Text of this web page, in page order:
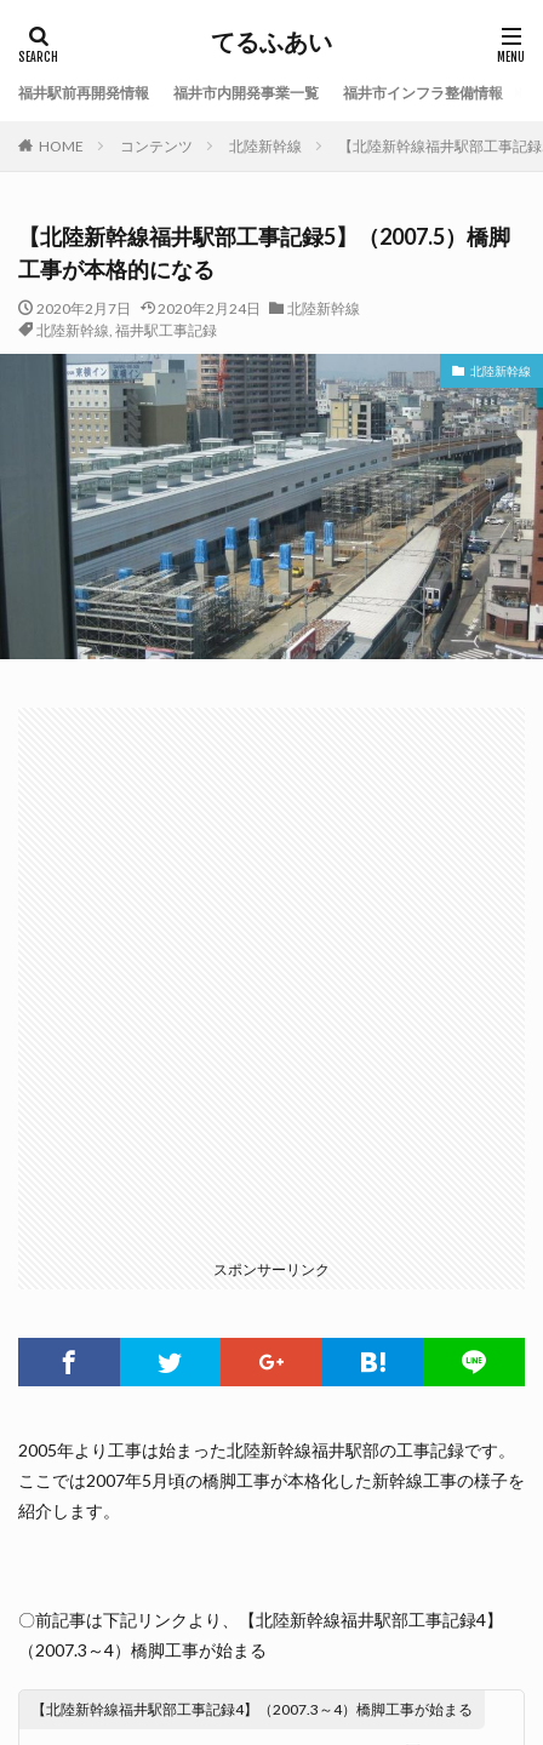
てるふあい
福井駅前再開発情報 福井市内開発事業一覧 福井市インフラ整備情報
HOME コンテンツ 北陸新幹線 【北陸新幹線福井駅部工事記
【北陸新幹線福井駅部工事記録5】（2007.5）橋脚
工事が本格的になる
2020年2月7日 2020年2月24日
北陸新幹線
北陸新幹線, 福井駅工事記録
北陸新幹線
スポンサーリンク
2005年より工事は始まった北陸新幹線福井駅部の工事記録です。
ここでは2007年5月頃の橋脚工事が本格化した新幹線工事の様子を
紹介します。
〇前記事は下記リンクより、【北陸新幹線福井駅部工事記録4】
（2007.3～4）橋脚工事が始まる
【北陸新幹線福井駅部工事記録4】（2007.3～4）橋脚工事が始まる